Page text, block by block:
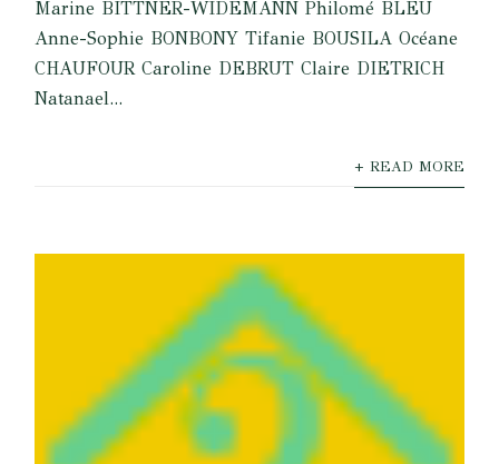
Marine BITTNER-WIDEMANN Philomé BLEU
Anne-Sophie BONBONY Tifanie BOUSILA Océane
CHAUFOUR Caroline DEBRUT Claire DIETRICH
Natanael...
+ READ MORE